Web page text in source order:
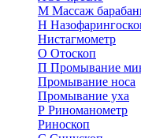
М Массаж
Н
Нистагмометр
О Отоскоп
П Промывание
Промывание носа
Промывание уха
Р Риноманометр
Риноскоп